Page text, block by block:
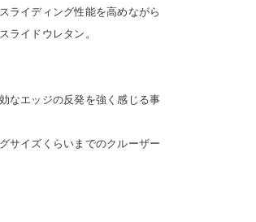
oddCIRKUS
ライディング性能を高めながら
ライドウレタン。
なエッジの反発を強く感じる事
サイズくらいまでのクルーザー